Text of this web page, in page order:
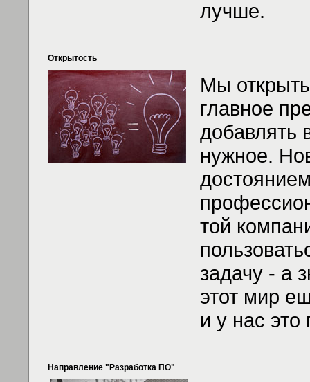
лучше.
Открытость
Мы
главное
добавлять
нужное.
той
задачу - а
этот мир
и у нас это
Направление "Разработка ПО"